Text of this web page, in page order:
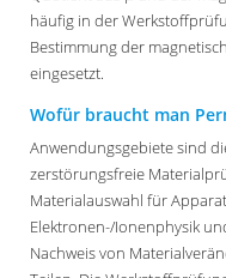
häufig in der
Bestimmung der
eingesetzt.
Wofür braucht man
Anwendungsgebiete sind
zerstörungsfreie
Materialauswahl für
Elektronen-/Ionenphysik
Nachweis von